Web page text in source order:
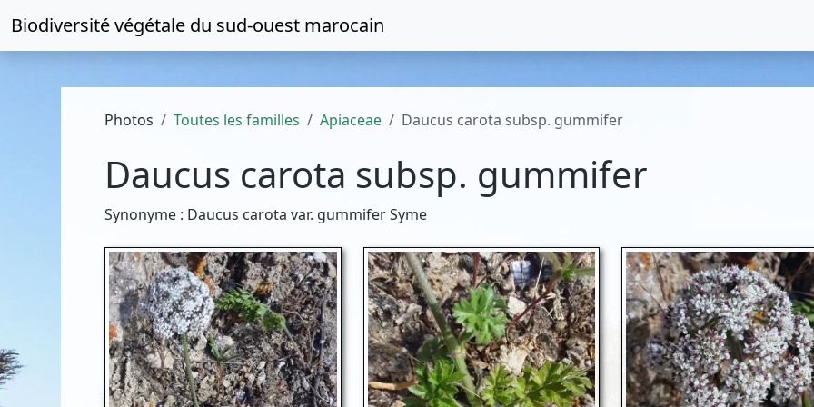
Biodiversité végétale du sud-ouest marocain
Photos Toutes les familles Apiaceae Daucus carota subsp. gummifer
Daucus carota subsp. gummifer
Synonyme : Daucus carota var. gummifer Syme